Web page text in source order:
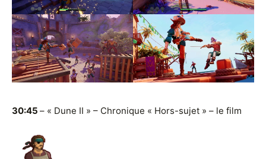
30:45 – « Dune II » – Chronique « Hors-sujet » – le film